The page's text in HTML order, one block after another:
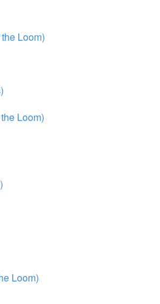
Loom)
Loom)
Loom)